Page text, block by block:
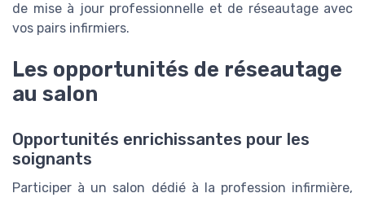
de mise à jour professionnelle et de réseautage avec
vos pairs infirmiers.
Les opportunités de réseautage
au salon
Opportunités enrichissantes pour les
soignants
Participer à un salon dédié à la profession infirmière,